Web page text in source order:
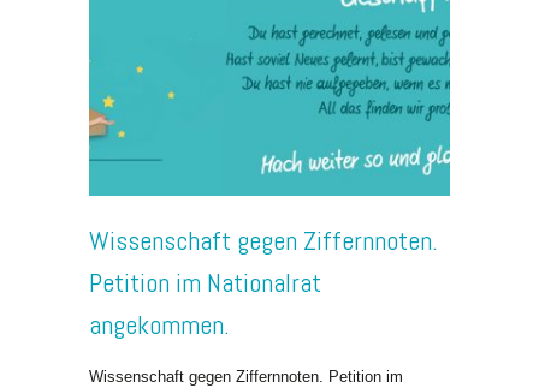
Wissenschaft gegen Ziffernnoten.
Petition im Nationalrat
angekommen.
Wissenschaft gegen Ziffernnoten. Petition im